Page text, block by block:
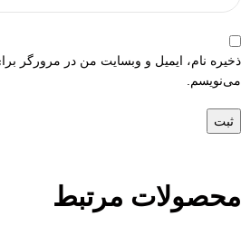
ذخیره نام، ایمیل و وبسایت من در مرورگر
می‌نویسم.
محصولات مرتبط